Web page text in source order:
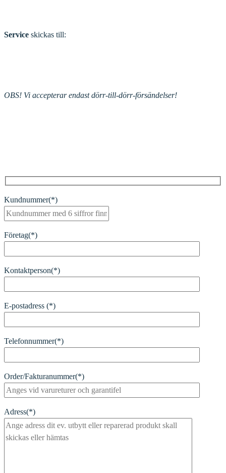
Service skickas till:
OBS! Vi accepterar endast dörr-till-dörr-försändelser!
Kundnummer(*)
Företag(*)
Kontaktperson(*)
E-postadress (*)
Telefonnummer(*)
Order/Fakturanummer(*)
Adress(*)